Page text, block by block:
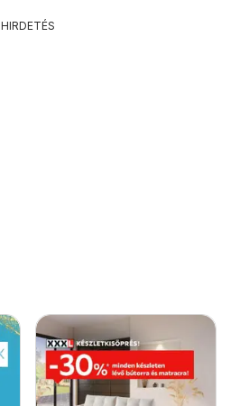
HIRDETÉS